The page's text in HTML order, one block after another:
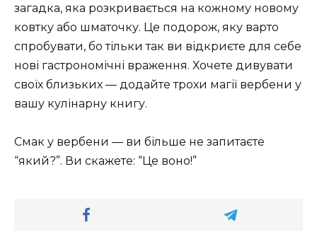
загадка, яка розкривається на кожному новому
ковтку або шматочку. Це подорож, яку варто
спробувати, бо тільки так ви відкриєте для себе
нові гастрономічні враження. Хочете дивувати
своїх близьких — додайте трохи магії вербени у
вашу кулінарну книгу.
Смак у вербени — ви більше не запитаєте
“який?”. Ви скажете: “Це воно!”